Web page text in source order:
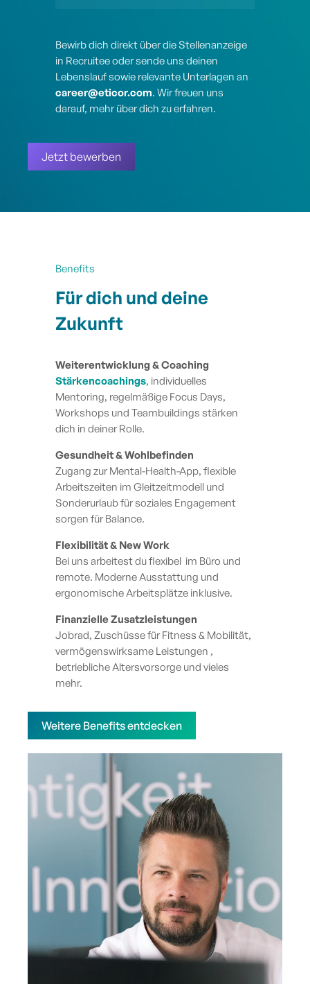
Bewirb dich direkt über die Stellenanzeige
in Recruitee oder sende uns deinen
Lebenslauf sowie relevante Unterlagen an
career@eticor.com. Wir freuen uns
darauf, mehr über dich zu erfahren.
Jetzt bewerben
Benefits
Für dich und deine
Zukunft
Weiterentwicklung & Coaching
Stärkencoachings, individuelles
Mentoring, regelmäßige Focus Days,
Workshops und Teambuildings stärken
dich in deiner Rolle.
Gesundheit & Wohlbefinden
Zugang zur Mental-Health-App, flexible
Arbeitszeiten im Gleitzeitmodell und
Sonderurlaub für soziales Engagement
sorgen für Balance.
Flexibilität & New Work
Bei uns arbeitest du flexibel im Büro und
remote. Moderne Ausstattung und
ergonomische Arbeitsplätze inklusive.
Finanzielle Zusatzleistungen
Jobrad, Zuschüsse für Fitness & Mobilität,
vermögenswirksame Leistungen ,
betriebliche Altersvorsorge und vieles
mehr.
Weitere Benefits entdecken